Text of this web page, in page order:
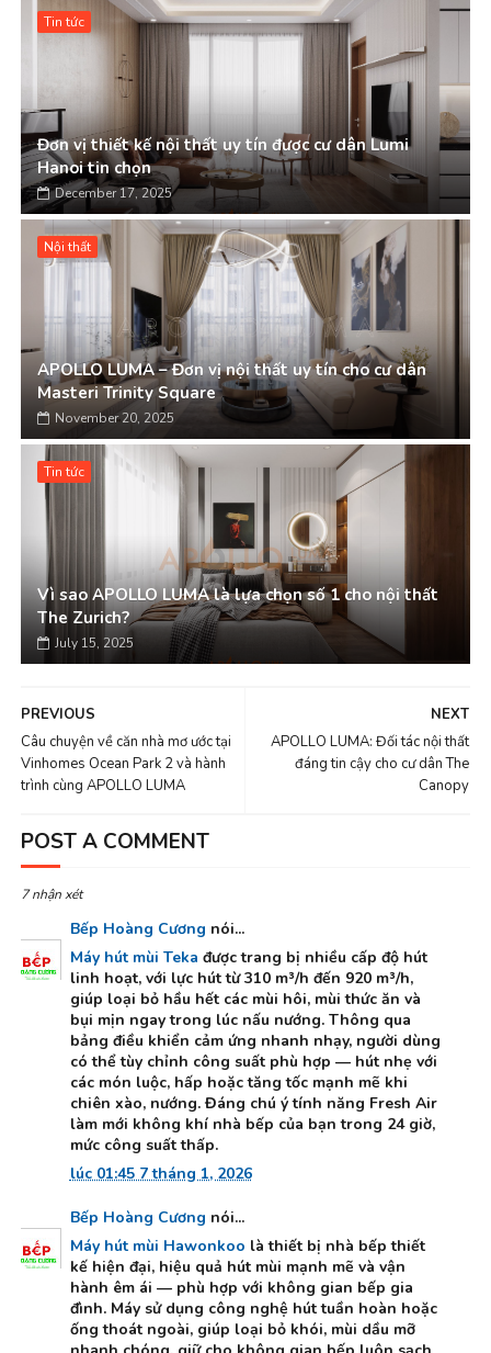
Tin tức
Đơn vị thiết kế nội thất uy tín được cư dân Lumi
Hanoi tin chọn
December 17, 2025
Nội thất
APOLLO LUMA – Đơn vị nội thất uy tín cho cư dân
Masteri Trinity Square
November 20, 2025
Tin tức
Vì sao APOLLO LUMA là lựa chọn số 1 cho nội thất
The Zurich?
July 15, 2025
NEXT
APOLLO LUMA: Đối tác nội thất
đáng tin cậy cho cư dân The
Canopy
PREVIOUS
Câu chuyện về căn nhà mơ ước tại
Vinhomes Ocean Park 2 và hành
trình cùng APOLLO LUMA
POST A COMMENT
7 nhận xét
Bếp Hoàng Cương nói...
Máy hút mùi Teka được trang bị nhiều cấp độ hút
linh hoạt, với lực hút từ 310 m³/h đến 920 m³/h,
giúp loại bỏ hầu hết các mùi hôi, mùi thức ăn và
bụi mịn ngay trong lúc nấu nướng. Thông qua
bảng điều khiển cảm ứng nhanh nhạy, người dùng
có thể tùy chỉnh công suất phù hợp — hút nhẹ với
các món luộc, hấp hoặc tăng tốc mạnh mẽ khi
chiên xào, nướng. Đáng chú ý tính năng Fresh Air
làm mới không khí nhà bếp của bạn trong 24 giờ,
mức công suất thấp.
lúc 01:45 7 tháng 1, 2026
Bếp Hoàng Cương nói...
Máy hút mùi Hawonkoo là thiết bị nhà bếp thiết
kế hiện đại, hiệu quả hút mùi mạnh mẽ và vận
hành êm ái — phù hợp với không gian bếp gia
đình. Máy sử dụng công nghệ hút tuần hoàn hoặc
ống thoát ngoài, giúp loại bỏ khói, mùi dầu mỡ